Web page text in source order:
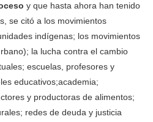
y que hasta ahora han tenido
se citó a los movimientos
indígenas; los movimientos
la lucha contra el cambio
escuelas, profesores y
educativos;academia;
y productoras de alimentos;
redes de deuda y justicia